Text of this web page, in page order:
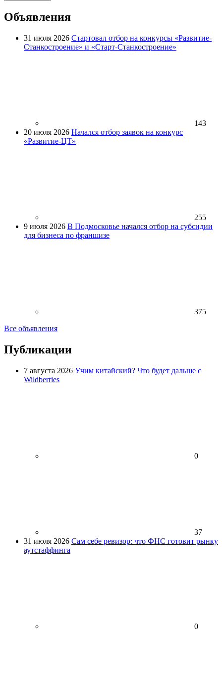
Объявления
31 июля 2026 Стартовал отбор на конкурсы «Развитие-
Станкостроение» и «Старт-Станкостроение»
143
20 июля 2026 Начался отбор заявок на конкурс
«Развитие-ЦТ»
255
9 июля 2026 В Подмосковье начался отбор на субсидии
для бизнеса по франшизе
375
Все объявления
Публикации
7 августа 2026 Учим китайский? Что будет дальше с
Wildberries
0
37
31 июля 2026 Сам себе ревизор: что ФНС готовит рынку
аутстаффинга
0